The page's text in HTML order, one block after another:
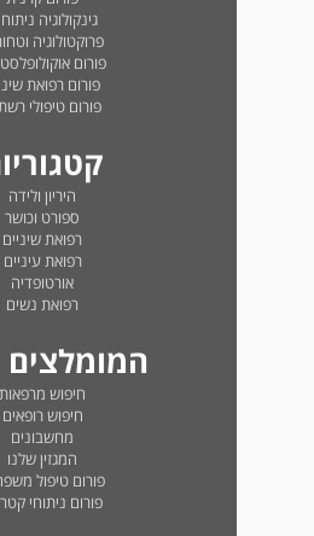
גינקולוגיה
פרוקטולוגיה
פורום
פורום רפואת
פורום טיפולי
היריון ולידה
ספורט וכושר
רפואת שיניים
רפואת עיניים
אורטופדיה
רפואת נשים
המומלצים
חיפוש מרפאות
חיפוש רופאים
מחשבונים
המגזין שלנו
פורום טיפול
פורום ניתוחי